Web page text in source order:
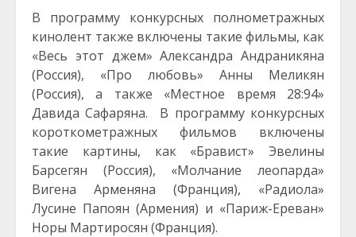
В программу конкурсных полнометражных
кинолент также включены такие фильмы, как
«Весь этот джем» Александра Андраникяна
(Россия), «Про любовь» Анны Меликян
(Россия), а также «Местное время 28:94»
Давида Сафаряна. В программу конкурсных
короткометражных фильмов включены
такие картины, как «Бравист» Эвелины
Барсегян (Россия), «Молчание леопарда»
Вигена Арменяна (Франция), «Радиола»
Лусине Папоян (Армения) и «Париж-Ереван»
Норы Мартиросян (Франция).